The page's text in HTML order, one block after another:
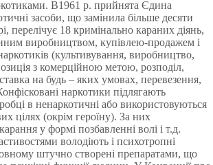
В1961 р. прийнята Єдина
засоби, що замінила більше десяти
перелічує 18 кримінально караних діянь,
виробництвом, купівлею-продажем і
(культивування, виробництво,
з комерційною метою, розподіл,
на будь – яких умовах, перевезення,
наркотики підлягають
в ненаркотичні або використовуються
цілях (окрім героїну). За них
у формі позбавленні волі і т.д.
володіють і психотропні
штучно створені препаратами, що